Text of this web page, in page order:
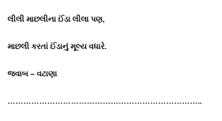
લીલી માછલીના ઈંડા લીલા પણ,
માછલી કરતાં ઈંડાનું મૂલ્ય વધારે.
જવાબ – વટાણા
………………………………………………………………..